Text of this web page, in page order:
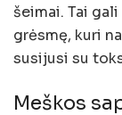
šeimai. Tai
grėsmę, kuri
susijusi su
Meškos